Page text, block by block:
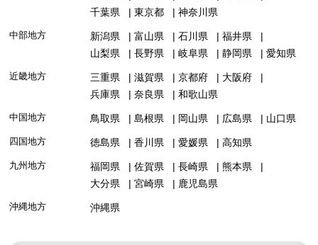
千葉県
東京都 神奈川県
中部地方 新潟県 富山県 石川県
福井県
山梨県
長野県 岐阜県 静岡県 愛知県
近畿地方 三重県 滋賀県 京都府
大阪府
兵庫県
奈良県 和歌山県
中国地方 鳥取県 島根県 岡山県 広島県 山口県
四国地方 徳島県 香川県 愛媛県 高知県
九州地方 福岡県 佐賀県 長崎県
熊本県
大分県
宮崎県 鹿児島県
沖縄地方 沖縄県